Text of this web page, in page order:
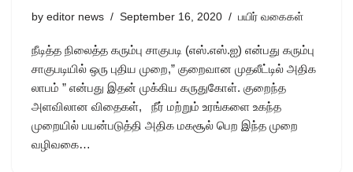
by editor news September 16, 2020 பயிர் வகைகள்
நீடித்த நிலைத்த கரும்பு சாகுபடி (எஸ்.எஸ்.ஐ) என்பது கரும்பு
சாகுபடியில் ஒரு புதிய முறை,” குறைவான முதலீட்டில் அதிக
லாபம் ” என்பது இதன் முக்கிய கருதுகோள். குறைந்த
அளவிலான விதைகள், நீர் மற்றும் உரங்களை உகந்த
முறையில் பயன்படுத்தி அதிக மகசூல் பெற இந்த முறை
வழிவகை…